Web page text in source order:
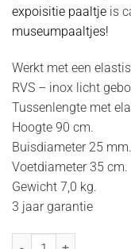
expoisitie paaltje is
museumpaaltjes!
Werkt met een
RVS – inox licht
Tussenlengte met
Hoogte 90 cm.
Buisdiameter 25 mm.
Voetdiameter 35 cm.
Gewicht 7,0 kg.
3 jaar garantie
Museumpaal expo-